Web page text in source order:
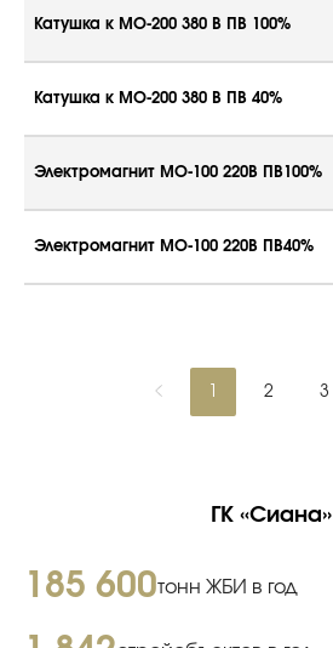
Катушка к МО-200 380 В ПВ 100%
Катушка к МО-200 380 В ПВ 40%
Электромагнит МО-100 220В ПВ100%
Электромагнит МО-100 220В ПВ40%
2 3
ГК «Сиана»
185 600тонн ЖБИ в год